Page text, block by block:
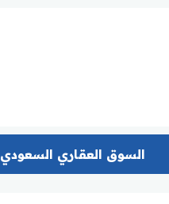
السوق العقاري السعودي